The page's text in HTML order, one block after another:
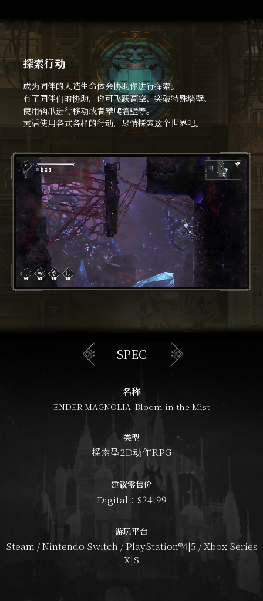
探索行动
成为同伴的人造生命体会协助你进行探索。
有了同伴们的协助，你可飞跃高空、突破特殊墙壁、
使用钩爪进行移动或者攀爬墙壁等。
灵活使用各式各样的行动，尽情探索这个世界吧。
Loaded:
98.31%
SPEC
名称
ENDER MAGNOLIA: Bloom in the Mist
类型
探索型2D动作RPG
建议零售价
Digital：$24.99
游玩平台
Steam / Nintendo Switch / PlayStation®4|5 / Xbox Series
X|S